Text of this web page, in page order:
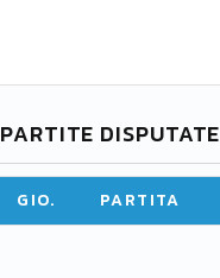
PARTITE DISPUTATE
GIO. PARTITA